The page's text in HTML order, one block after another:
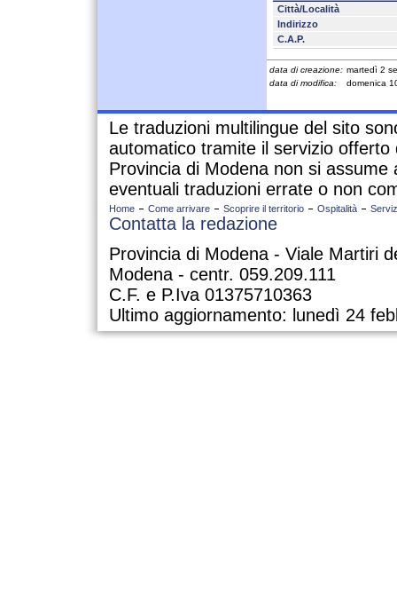
Città/Località
Indirizzo
C.A.P.
data di creazione: martedì 2
data di modifica:
domenica
Le traduzioni multilingue del sito
automatico tramite il servizio
Provincia di Modena non si assume
eventuali traduzioni errate o non
Home Come arrivare Scoprire il territorio Ospitalità
Contatta la redazione
Provincia di Modena - Viale Martiri
Modena - centr. 059.209.111
C.F. e P.Iva 01375710363
Ultimo aggiornamento: lunedì 24